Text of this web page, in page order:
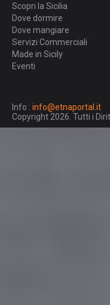
Scopri la Sicilia
Dove dormire
Dove mangiare
Servizi Commerciali
Made in Sicily
Eventi
Info : info@etnaportal.it
Copyright 2026. Tutti i